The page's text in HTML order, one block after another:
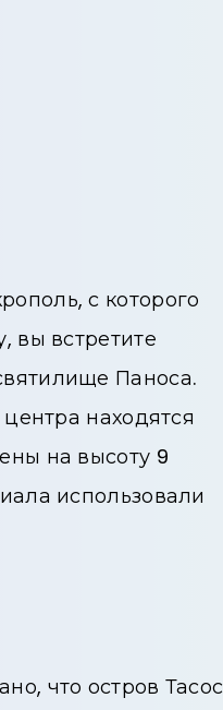
с которого
вы встретите
Паноса.
находятся
на высоту 9
использовали
что остров Тасос